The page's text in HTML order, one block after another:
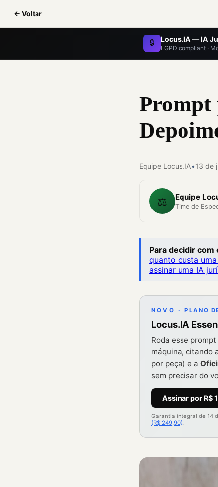
← Voltar
🔒 Locus.IA — IA
LGPD compliant ·
Prompt
Equipe Locus.IA•13 de
⚖️ Equipe
Time de
Para decidir com
quanto custa
assinar uma IA
NOVO · PLANO
Locus.IA
Roda esse
máquina, citando
por peça) e a
sem precisar do
Assinar por R$
Garantia integral de 14
(R$ 249,90).